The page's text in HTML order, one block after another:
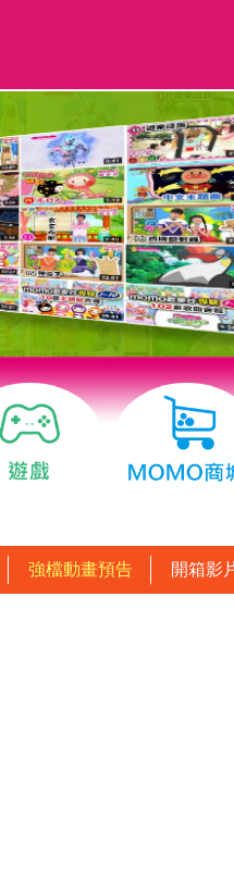
強檔動畫預告 開箱影